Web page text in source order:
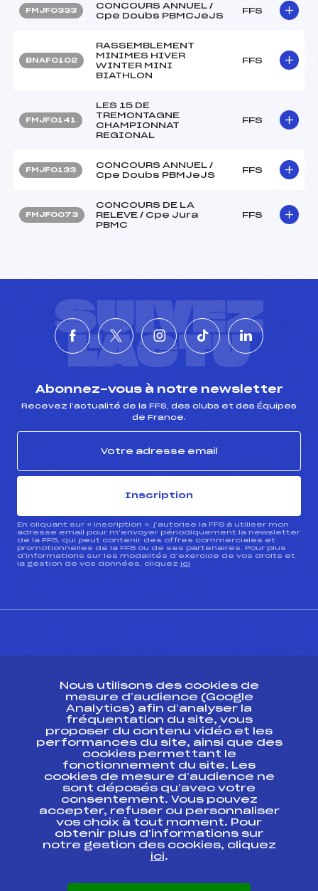
FMJF0333
CONCOURS ANNUEL /
Cpe Doubs PBMCJeJS
FFS
BNAF0102
RASSEMBLEMENT
MINIMES HIVER
WINTER MINI
BIATHLON
FFS
FMJF0141
LES 15 DE
TREMONTAGNE
CHAMPIONNAT
REGIONAL
FFS
FMJF0133
CONCOURS ANNUEL /
Cpe Doubs PBMJeJS
FFS
FMJF0073
CONCOURS DE LA
RELEVE / Cpe Jura
PBMC
FFS
SUIVEZ
L'ACTU
Abonnez-vous à notre newsletter
Recevez l’actualité de la FFS, des clubs et des Équipes
de France.
Inscription
En cliquant sur « inscription », j’autorise la FFS à utiliser mon
adresse email pour m’envoyer périodiquement la newsletter
de la FFS, qui peut contenir des offres commerciales et
promotionnelles de la FFS ou de ses partenaires. Pour plus
d’informations sur les modalités d’exercice de vos droits et
la gestion de vos données, cliquez ici
ESPACE PRESSE
Ressources
Pass’Neige
Projet sportif fédéral
Projet de performance fédéral
Antidopage
Pôle Développement, Formation, Suivi
Scientifique
Listes ministérielles
Pôle vie de l’athlète
Nous utilisons des cookies de
mesure d’audience (Google
Analytics) afin d’analyser la
fréquentation du site, vous
proposer du contenu vidéo et les
performances du site, ainsi que des
cookies permettant le
fonctionnement du site. Les
cookies de mesure d’audience ne
sont déposés qu’avec votre
consentement. Vous pouvez
accepter, refuser ou personnaliser
vos choix à tout moment. Pour
obtenir plus d'informations sur
notre gestion des cookies, cliquez
ici.